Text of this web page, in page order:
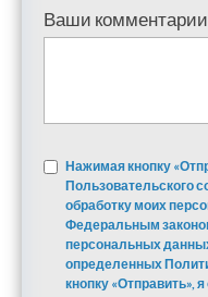
Ваши комментарии
Нажимая кнопку
Пользовательского
обработку моих
Федеральным
персональных
определенных
кнопку «Отправить»,